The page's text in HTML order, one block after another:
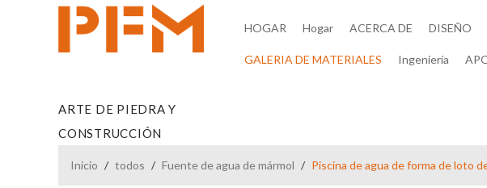
ARTE DE PIEDRA Y
CONSTRUCCIÓN
HOGAR
Hogar ACERCA DE DISEÑO
GALERIA DE MATERIALES Ingeniería
Inicio / todos / Fuente de agua de mármol / Piscina de agua de forma de loto